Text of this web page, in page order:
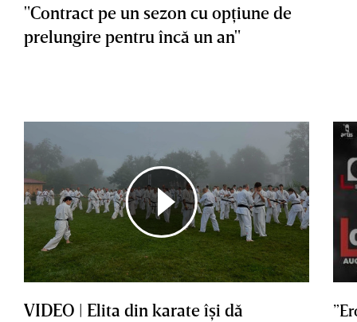
"Contract pe un sezon cu opţiune de
prelungire pentru încă un an"
VIDEO | Elita din karate îşi dă